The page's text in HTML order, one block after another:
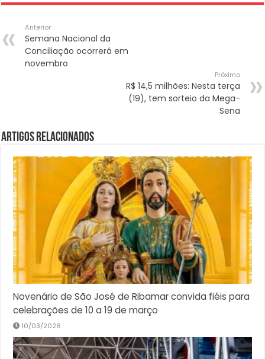
Anterior
Semana Nacional da
Conciliação ocorrerá em
novembro
Próximo
R$ 14,5 milhões: Nesta terça
(19), tem sorteio da Mega-
Sena
Artigos Relacionados
Novenário de São José de Ribamar convida fiéis para
celebrações de 10 a 19 de março
10/03/2026